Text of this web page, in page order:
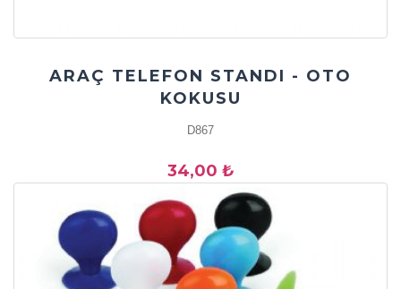
ARAÇ TELEFON STANDI - OTO
KOKUSU
D867
34,00 ₺